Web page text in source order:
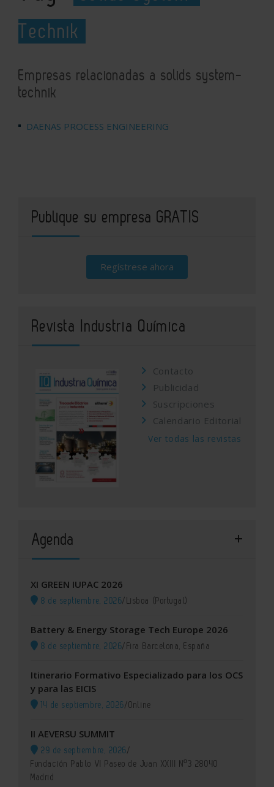
Technik
Empresas relacionadas a solids system-
technik
DAENAS PROCESS ENGINEERING
Publique su empresa GRATIS
Regístrese ahora
Revista Industria Química
Contacto
Publicidad
Suscripciones
Calendario Editorial
Ver todas las revistas
Agenda
XI GREEN IUPAC 2026
8 de septiembre, 2026/Lisboa (Portugal)
Battery & Energy Storage Tech Europe 2026
8 de septiembre, 2026/Fira Barcelona, España
Itinerario Formativo Especializado para los OCS
y para las EICIS
14 de septiembre, 2026/Online
II AEVERSU SUMMIT
29 de septiembre, 2026/
Fundación Pablo VI Paseo de Juan XXIII Nº3 28040
Madrid